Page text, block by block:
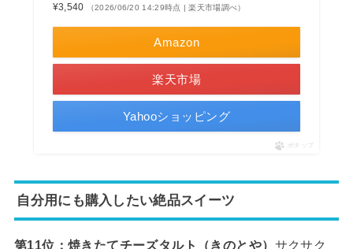
¥3,540
（2026/06/20 14:29時点 | 楽天市場調べ）
Amazon
楽天市場
Yahooショッピング
ポチップ
自分用にも購入したい絶品スイーツ
第11位：焼きたてチーズタルト（きのとや） サクサク